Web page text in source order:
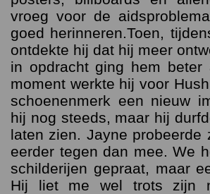
vroeg voor de
goed herinneren.Toen,
ontdekte hij dat hij meer
in opdracht ging hem
moment werkte hij voor
schoenenmerk een nieuw
hij nog steeds, maar hij
laten zien. Jayne
eerder tegen dan mee. We
schilderijen gepraat, maar
Hij liet me wel trots zijn